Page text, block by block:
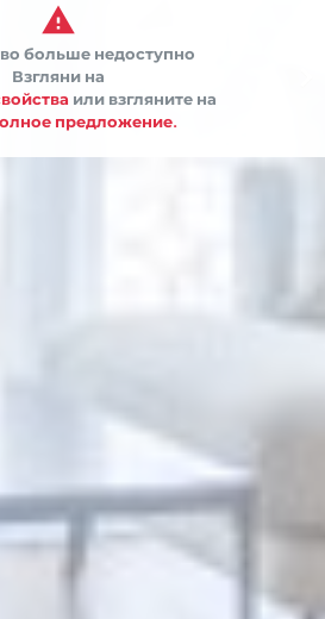

больше недоступно
Взгляни на
или взгляните на
предложение.